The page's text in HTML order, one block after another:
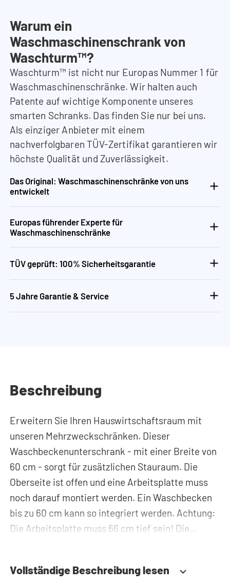
Warum ein
Waschmaschinenschrank von
Waschturm™?
Waschturm™ ist nicht nur Europas Nummer 1 für
Waschmaschinenschränke. Wir halten auch
Patente auf wichtige Komponente unseres
smarten Schranks. Das finden Sie nur bei uns.
Als einziger Anbieter mit einem
nachverfolgbaren TÜV-Zertifikat garantieren wir
höchste Qualität und Zuverlässigkeit.
Das Original: Waschmaschinenschränke von uns
entwickelt
Europas führender Experte für
Waschmaschinenschränke
TÜV geprüft: 100% Sicherheitsgarantie
5 Jahre Garantie & Service
Beschreibung
Erweitern Sie Ihren Hauswirtschaftsraum mit
unseren Mehrzweckschränken. Dieser
Waschbeckenunterschrank - mit einer Breite von
60 cm - sorgt für zusätzlichen Stauraum. Die
Oberseite ist offen und eine Arbeitsplatte muss
noch darauf montiert werden. Ein Waschbecken
bis zu 60 cm kann so integriert werden. Achtung:
Die Arbeitsplatte muss 66 cm tief sein! Die
Breite verstellen. Die Tür ist so konstruiert, dass
Vollständige Beschreibung lesen